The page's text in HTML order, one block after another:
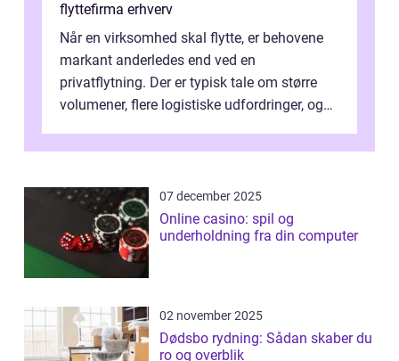
flyttefirma erhverv
Når en virksomhed skal flytte, er behovene
markant anderledes end ved en
privatflytning. Der er typisk tale om større
volumener, flere logistiske udfordringer, og
07 december 2025
Online casino: spil og
underholdning fra din computer
02 november 2025
Dødsbo rydning: Sådan skaber du
ro og overblik